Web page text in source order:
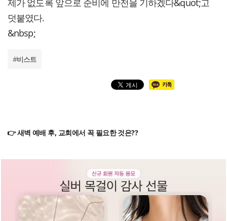
제가 없도록 앞으로 준비에 만전을 기하겠다&quot;고
덧붙였다.
&nbsp;
#비스트
👉 새벽 예배 후, 교회에서 꼭 필요한 것은??